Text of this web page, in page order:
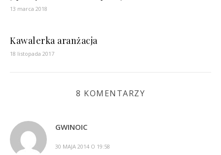
13 marca 2018
Kawalerka aranżacja
18 listopada 2017
8 KOMENTARZY
GWINOIC
30 MAJA 2014 O 19:58